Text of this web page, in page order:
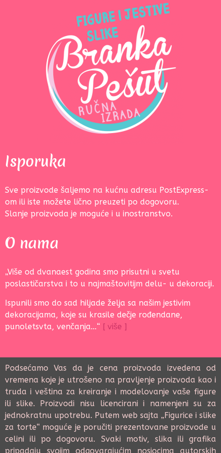
Isporuka
Sve proizvode šaljemo na kućnu adresu PostExpress-
om ili iste možete lično preuzeti po dogovoru.
Slanje proizvoda je moguće i u inostranstvo.
O nama
„Više od dvanaest godina smo prisutni u svetu
poslastičarstva i to u najmaštovitijm delu- u dekoraciji.
Ispunili smo do sad hiljade želja sa našim jestivim
dekoracijama, koje su krasile dečje rođendane,
punoletsvta, venčanja…“ [ više ]
Podsećamo Vas da je cena proizvoda izvedena od
vremena koje je utrošeno na pravljenje proizvoda kao i
truda i veština za kreiranje i modelovanje vaše figure
ili slike. Proizvodi nisu licencirani i namenjeni su za
jednokratnu upotrebu. Putem web sajta „Figurice i slike
za torte“ moguće je poručiti prezentovane proizvode u
celini ili po dogovoru. Svaki motiv, slika ili grafika
pripadaju svojim odgovarajućim nosiocima autorskih